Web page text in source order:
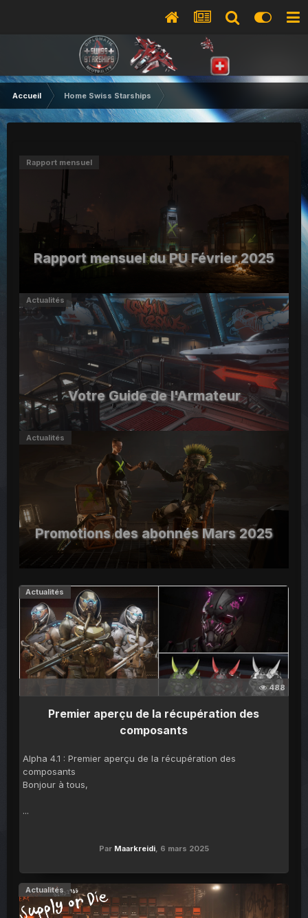
Accueil Home Swiss Starships
Rapport mensuel
Rapport mensuel du PU Février 2025
Actualités
Votre Guide de l'Armateur
Actualités
Promotions des abonnés Mars 2025
Actualités
488
Premier aperçu de la récupération des
composants
Alpha 4.1 : Premier aperçu de la récupération des
composants
Bonjour à tous,
...
Par Maarkreidi, 6 mars 2025
Actualités